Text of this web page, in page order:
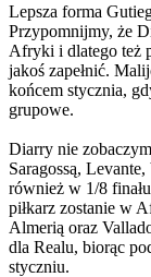
Lepsza forma
Przypomnijmy, że
Afryki i dlatego też
jakoś zapełnić.
końcem stycznia,
grupowe.
Diarry nie
Saragossą,
również w 1/8
piłkarz zostanie w
Almerią oraz
dla Realu, biorąc
styczniu.